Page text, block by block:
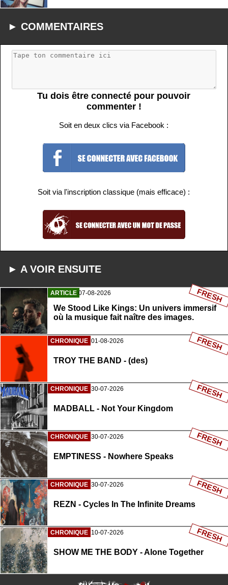
► COMMENTAIRES
Tu dois être connecté pour pouvoir
commenter !
Soit en deux clics via Facebook :
Soit via l'inscription classique (mais efficace) :
► A VOIR ENSUITE
ARTICLE 07-08-2026
We Stood Like Kings: Un univers immersif
où la musique fait naître des images.
FRESH
CHRONIQUE 01-08-2026
TROY THE BAND - (des)
FRESH
CHRONIQUE 30-07-2026
MADBALL - Not Your Kingdom
FRESH
CHRONIQUE 30-07-2026
EMPTINESS - Nowhere Speaks
FRESH
CHRONIQUE 30-07-2026
REZN - Cycles In The Infinite Dreams
FRESH
CHRONIQUE 10-07-2026
SHOW ME THE BODY - Alone Together
FRESH